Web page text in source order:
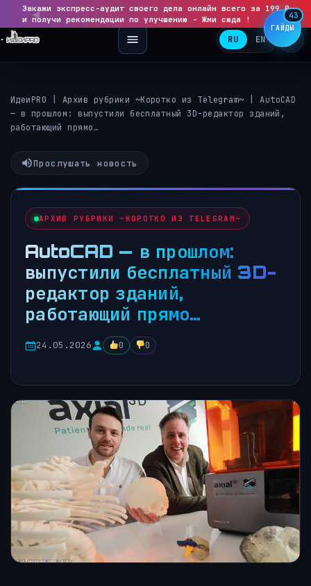
◀
Закажи экспресс-аудит своего дела онлайн всего за 199 ₽
и получи рекомендации по улучшению - Жми сюда !
▶
RU EN
ИдеиPRO Архив рубрики ~Коротко из Telegram~ |AutoCAD
— в прошлом: выпустили бесплатный 3D-редактор зданий,
работающий прямо…
Прослушать новость
АРХИВ РУБРИКИ ~КОРОТКО ИЗ TELEGRAM~
AutoCAD — в прошлом:
выпустили бесплатный 3D-
редактор зданий,
работающий прямо…
24.05.2026 0 0
ГАЙДЫ
43